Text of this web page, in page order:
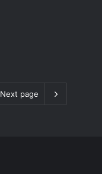
Next page